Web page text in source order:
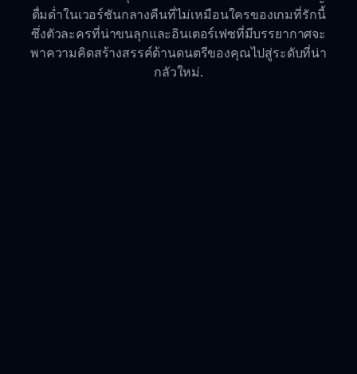
ดื่มด่ำในเวอร์ชันกลางคืนที่ไม่เหมือนใครของเกมที่รักนี้
ซึ่งตัวละครที่น่าขนลุกและอินเตอร์เฟซที่มีบรรยากาศจะ
พาความคิดสร้างสรรค์ด้านดนตรีของคุณไปสู่ระดับที่น่า
กลัวใหม่.